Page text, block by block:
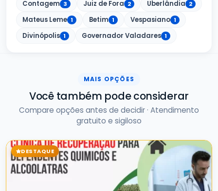
Contagem 3 Juiz de Fora 2 Uberlândia 2
Mateus Leme 1 Betim 1 Vespasiano 1
Divinópolis 1 Governador Valadares 1
MAIS OPÇÕES
Você também pode considerar
Compare opções antes de decidir · Atendimento
gratuito e sigiloso
DESTAQUE